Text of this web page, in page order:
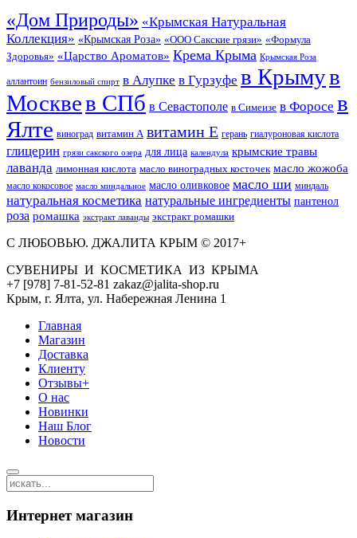
«Дом Природы» «Крымская Натуральная
Коллекция» «Крымская Роза» «ООО Сакские грязи» «Формула
Здоровья» «Царство Ароматов» Крема Крыма Крымская Роза
аллантоин бензиловый спирт в Алупке в Гурзуфе в Крымув
Москвев СПб в Севастополе в Симеизе в Форосе в
Ялте виноград витамин А витамин Е герань гиалуроновая кислота
глицерин грязи сакского озера для лица календула крымские травы
лаванда лимонная кислота масло виноградных косточек масло жожоба
масло кокосовое масло миндальное масло оливковое масло ши миндаль
натуральная косметика натуральные ингредиенты пантенол
роза ромашка экстракт лаванды экстракт ромашки
С ЛЮБОВЬЮ. ДЖАЛИТА КРЫМ © 2017+
СУВЕНИРЫ И КОСМЕТИКА ИЗ КРЫМА
+7 [978] 7-81-52-81 zakaz@jalita-shop.ru
Крым, г. Ялта, ул. Набережная Ленина 1
Главная
Магазин
Доставка
Клиенту
Отзывы+
О нас
Новинки
Наш Блог
Новости
Интернет магазин